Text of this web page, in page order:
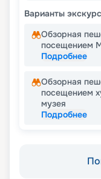
Варианты
Обзорная
посещением
Подробнее
Обзорная
посещением
музея
Подробнее